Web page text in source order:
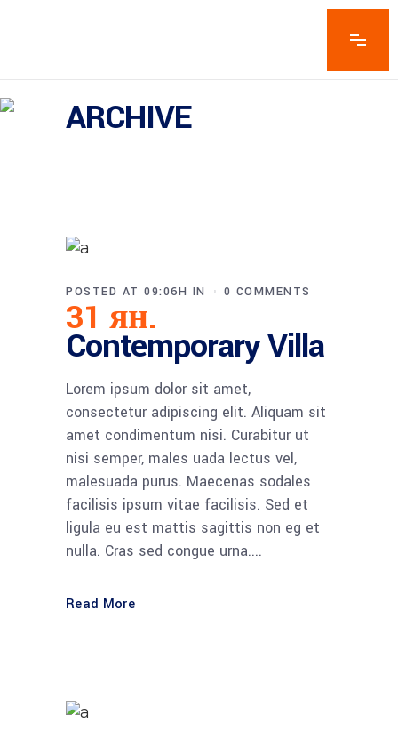
ARCHIVE
31 ян.
Contemporary Villa
POSTED AT 09:06H IN 0 COMMENTS
Lorem ipsum dolor sit amet,
consectetur adipiscing elit. Aliquam sit
amet condimentum nisi. Curabitur ut
nisi semper, males uada lectus vel,
malesuada purus. Maecenas sodales
facilisis ipsum vitae facilisis. Sed et
ligula eu est mattis sagittis non eg et
nulla. Cras sed congue urna....
Read More